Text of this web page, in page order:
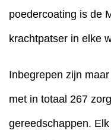
poedercoating is de
krachtpatser in elke
Inbegrepen zijn
met in totaal 267
gereedschappen.